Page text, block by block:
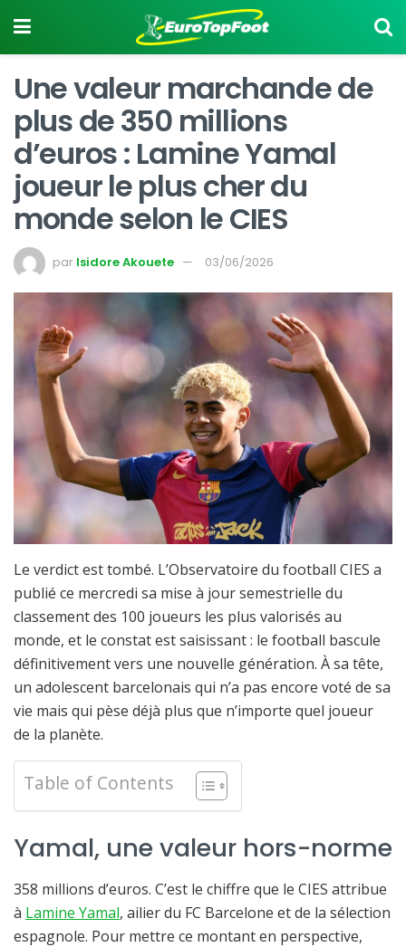
Une valeur marchande de
plus de 350 millions
d’euros : Lamine Yamal
joueur le plus cher du
monde selon le CIES
par Isidore Akouete 03/06/2026
Le verdict est tombé. L’Observatoire du football CIES a
publié ce mercredi sa mise à jour semestrielle du
classement des 100 joueurs les plus valorisés au
monde, et le constat est saisissant : le football bascule
définitivement vers une nouvelle génération. À sa tête,
un adolescent barcelonais qui n’a pas encore voté de sa
vie mais qui pèse déjà plus que n’importe quel joueur
de la planète.
Table of Contents
Yamal, une valeur hors-norme
358 millions d’euros. C’est le chiffre que le CIES attribue
à Lamine Yamal, ailier du FC Barcelone et de la sélection
espagnole. Pour mettre ce montant en perspective,